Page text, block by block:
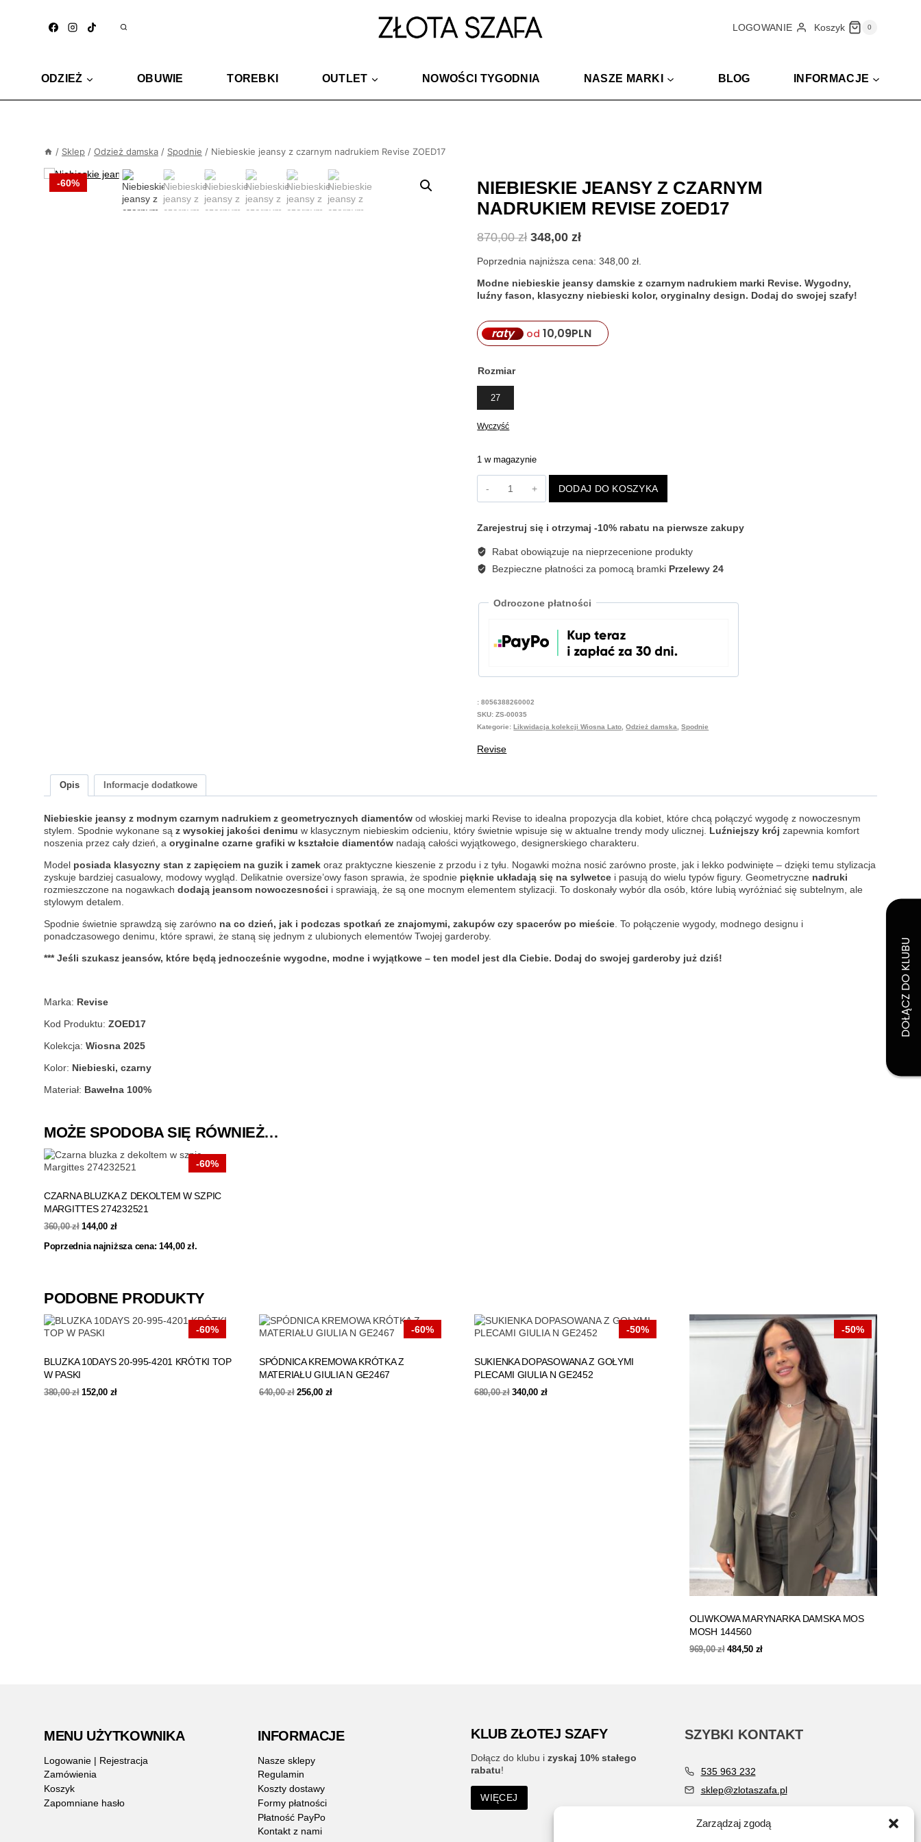
Zarządzaj zgodą
LOGOWANIE Koszyk 0
ODZIEŻ OBUWIE TOREBKI OUTLET NOWOŚCI TYGODNIA NASZE MARKI BLOG INFORMACJE
/ Sklep / Odzież damska / Spodnie / Niebieskie jeansy z czarnym nadrukiem Revise ZOED17
-60%
NIEBIESKIE JEANSY Z CZARNYM
NADRUKIEM REVISE ZOED17
870,00zł Pierwotna
wynosiła:
348,00złAktualna
wynosi:
Poprzednia najniższa cena:348,00zł
Modne niebieskie jeansy damskie z czarnym nadrukiem marki Revise. Wygodny,
luźny fason, klasyczny niebieski kolor, oryginalny design. Dodaj do swojej szafy!
raty od 10,09PLN
Rozmiar
27
Wyczyść
1 w magazynie
Niebieskie
jeansy
czarnym
Revise
ZOED17
DODAJ DO KOSZYKA
Zarejestruj się i otrzymaj -10% rabatu na pierwsze zakupy
Rabat obowiązuje na nieprzecenione produkty
Bezpieczne płatności za pomocą bramki Przelewy 24
Odroczone płatności
:8056388260002
SKU:ZS-00035
Kategorie:Likwidacja kolekcji Wiosna Lato ,Odzież damska ,Spodnie
Revise
Opis Informacje dodatkowe
Niebieskie jeansy z modnym czarnym nadrukiem z geometrycznych diamentów od włoskiej marki Revise to idealna propozycja dla kobiet, które chcą połączyć wygodę z nowoczesnym
stylem. Spodnie wykonane są z wysokiej jakości denimu w klasycznym niebieskim odcieniu, który świetnie wpisuje się w aktualne trendy mody ulicznej. Luźniejszy krój zapewnia komfort
noszenia przez cały dzień, a oryginalne czarne grafiki w kształcie diamentów nadają całości wyjątkowego, designerskiego charakteru.
Model posiada klasyczny stan z zapięciem na guzik i zamek oraz praktyczne kieszenie z przodu i z tyłu. Nogawki można nosić zarówno proste, jak i lekko podwinięte – dzięki temu stylizacja
zyskuje bardziej casualowy, modowy wygląd. Delikatnie oversize’owy fason sprawia, że spodnie pięknie układają się na sylwetce i pasują do wielu typów figury. Geometryczne nadruki
rozmieszczone na nogawkach dodają jeansom nowoczesności i sprawiają, że są one mocnym elementem stylizacji. To doskonały wybór dla osób, które lubią wyróżniać się subtelnym, ale
stylowym detalem.
Spodnie świetnie sprawdzą się zarówno na co dzień, jak i podczas spotkań ze znajomymi, zakupów czy spacerów po mieście . To połączenie wygody, modnego designu i
ponadczasowego denimu, które sprawi, że staną się jednym z ulubionych elementów Twojej garderoby.
*** Jeśli szukasz jeansów, które będą jednocześnie wygodne, modne i wyjątkowe – ten model jest dla Ciebie. Dodaj do swojej garderoby już dziś!
Marka: Revise
Kod Produktu: ZOED17
Kolekcja: Wiosna 2025
Kolor: Niebieski, czarny
Materiał: Bawełna 100%
MOŻE SPODOBA SIĘ RÓWNIEŻ…
-60%
CZARNA BLUZKA Z DEKOLTEM W SZPIC
MARGITTES 274232521
360,00zł Pierwotna
wynosiła:
144,00 złAktualna
wynosi:
Poprzednia najniższa cena: 144,00zł.
PODOBNE PRODUKTY
-60%
BLUZKA 10DAYS 20-995-4201 KRÓTKI TOP
W PASKI
380,00zł Pierwotna
152,00 złAktualna
-60%
SPÓDNICA KREMOWA KRÓTKA Z
MATERIAŁU GIULIA N GE2467
640,00zł Pierwotna
256,00 złAktualna
-50%
SUKIENKA DOPASOWANA Z GOŁYMI
PLECAMI GIULIA N GE2452
680,00zł Pierwotna
340,00 złAktualna
-50%
OLIWKOWA MARYNARKA DAMSKA MOS
MOSH 144560
969,00zł Pierwotna
484,50 złAktualna
MENU UŻYTKOWNIKA
Logowanie | Rejestracja
Zamówienia
Koszyk
Zapomniane hasło
INFORMACJE
Nasze sklepy
Regulamin
Koszty dostawy
Formy płatności
Płatność PayPo
Kontakt z nami
KLUB ZŁOTEJ SZAFY
Dołącz do klubu i zyskaj 10% stałego
rabatu!
WIĘCEJ
SZYBKI KONTAKT
535 963 232
sklep@zlotaszafa.pl
SOCIAL MEDIA
870,00 zł.
348,00 zł.